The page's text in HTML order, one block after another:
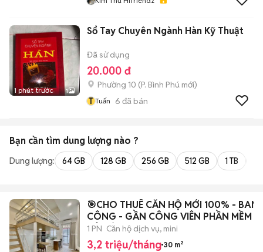
1 phút trước 1
Sổ Tay Chuyên Ngành Hàn Kỹ Thuật
Đã sử dụng
20.000 đ
Phường 10 (P. Bình Phú mới)
T Tuấn 6 đã bán
Bạn cần tìm dung lượng nào ?
Dung lượng: 64 GB 128 GB 256 GB 512 GB 1 TB
🎯CHO THUÊ CĂN HỘ MỚI 100% - BAN
CÔNG - GẦN CÔNG VIÊN PHẦN MỀM -
TÔ KÝ
1 PN Căn hộ dịch vụ, mini
3,2 triệu/tháng 30 m²